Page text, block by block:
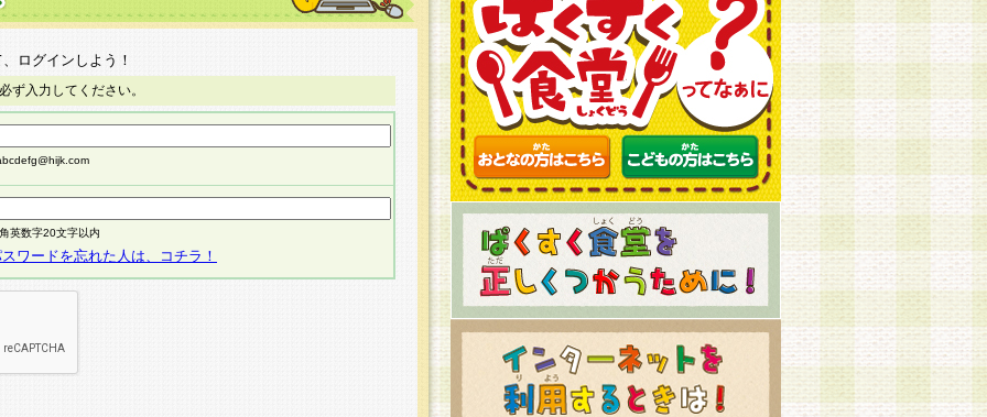
ログインしよう！
ず入力してください。
英数字20文字以内
ワードを忘れた人は、コチラ！